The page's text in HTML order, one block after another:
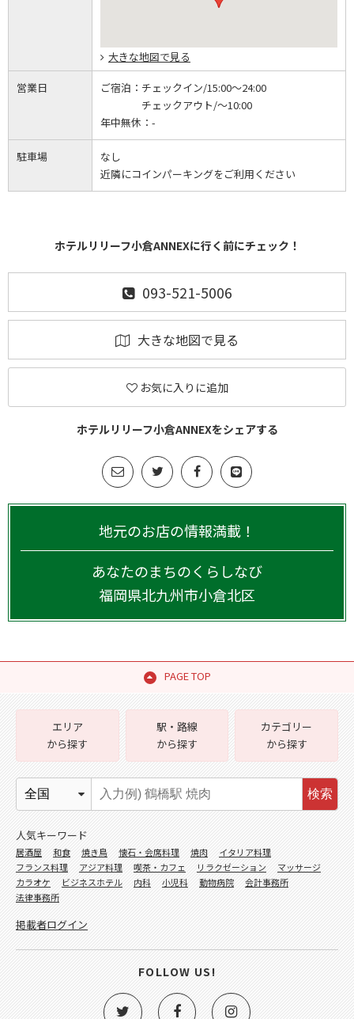
大きな地図で見る
営業日 ご宿泊： チェックイン/15:00～24:00
チェックアウト/～10:00
年中無休： -
駐車場
なし
近隣にコインパーキングをご利用ください
ホテルリリーフ小倉ANNEXに行く前にチェック！
093-521-5006
大きな地図で見る
お気に入りに追加
ホテルリリーフ小倉ANNEXをシェアする
地元のお店の情報満載！
あなたのまちのくらしなび
福岡県北九州市小倉北区
PAGE TOP
エリア
から探す
駅・路線
から探す
カテゴリー
から探す
検索
人気キーワード
居酒屋 和食 焼き鳥 懐石・会席料理 焼肉
イタリア料理
フランス料理
アジア料理 喫茶・カフェ リラクゼーション
マッサージ
カラオケ
ビジネスホテル 内科 小児科 動物病院
会計事務所
法律事務所
掲載者ログイン
FOLLOW US!